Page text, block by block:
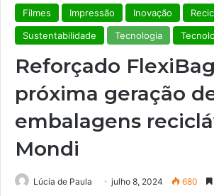
Filmes
Impressão Inovação
Sustentabilidade
Tecnologia
Reforçado
próxima geração
embalagens
Mondi
Lúcia de Paula julho 8, 2024 680